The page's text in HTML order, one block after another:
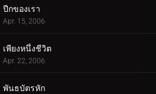
ปีกของเรา
Apr. 15, 2006
เพียงหนึ่งชีวิต
Apr. 22, 2006
พันธบัตรหัก